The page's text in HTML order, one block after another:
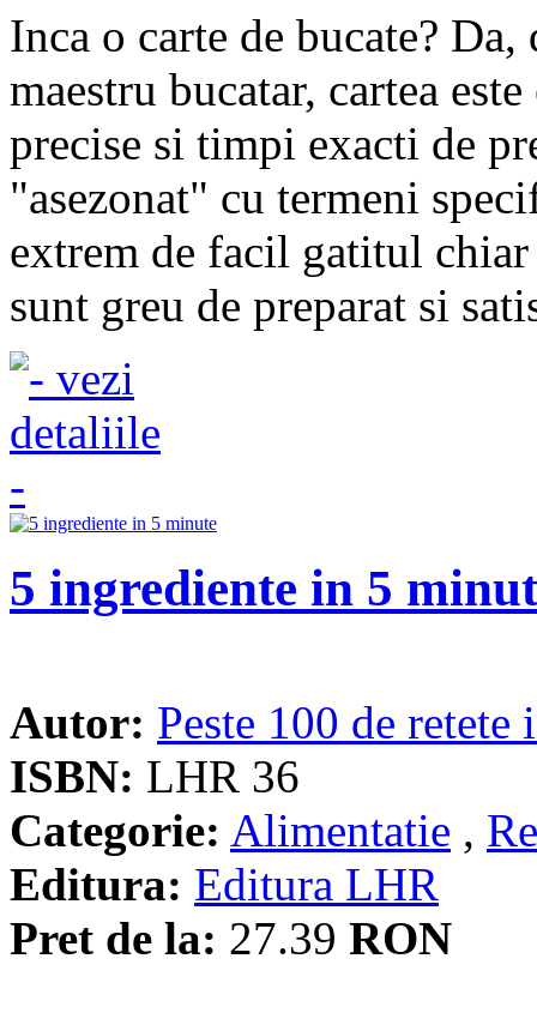
Inca o carte de bucate?
maestru bucatar, cartea
precise si timpi exacti de
"asezonat" cu termeni
extrem de facil gatitul
sunt greu de preparat si
5 ingrediente in 5
Autor: Peste 100 de
ISBN: LHR 36
Categorie: Alimentatie ,
Editura: Editura LHR
Pret de la: 27.39 RON